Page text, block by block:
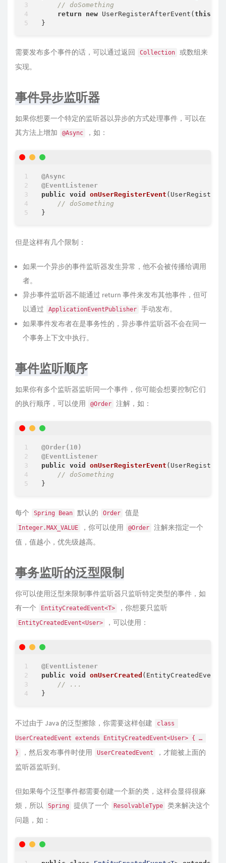
// doSomething
return
new UserRegisterAfterEvent(this
需要发布多个事件的话，可以通过返回 Collection
或数组来
实现。
事件异步监听器
如果你想要一个特定的监听器以异步的方式处理事件，可以在
其方法上增加
@Async ，如：
@Async
@EventListener
public void onUserRegisterEvent
// doSomething
但是这样有几个限制：
如果一个异步的事件监听器发生异常，他不会被传播给调用
者。
异步事件监听器不能通过 return 事件来发布其他事件，但可
以通过
ApplicationEventPublisher
手动发布。
如果事件发布者在是事务性的，异步事件监听器不会在同一
个事务上下文中执行。
事件监听顺序
如果你有多个监听器监听同一个事件，你可能会想要控制它们
的执行顺序，可以使用
@Order 注解，如：
@Order(10)
@EventListener
public void onUserRegisterEvent
// doSomething
每个 Spring Bean 默认的 Order 值是
Integer.MAX_VALUE ，你可以使用 @Order
注解来指定一个
值，值越小，优先级越高。
事务监听的泛型限制
你可以使用泛型来限制事件监听器只监听特定类型的事件，如
有一个
EntityCreatedEvent<T> ，你想要只监听
EntityCreatedEvent<User> ，可以使用：
@EventListener
public void onUserCreated
// ...
不过由于 Java 的泛型擦除，你需要这样创建 class
UserCreatedEvent extends EntityCreatedEvent<User> { …
} ，然后发布事件时使用 UserCreatedEvent
，才能被上面的
监听器监听到。
但如果每个泛型事件都需要创建一个新的类，这样会显得很麻
烦，所以
Spring 提供了一个 ResolvableType
类来解决这个
问题，如：